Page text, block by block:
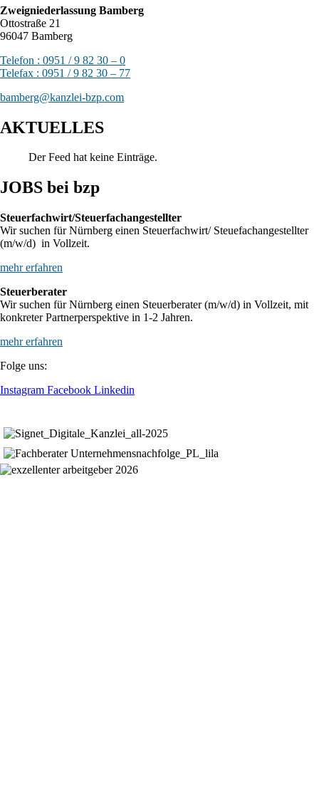
Zweigniederlassung Bamberg
Ottostraße 21
96047 Bamberg
Telefon : 0951 / 9 82 30 – 0
Telefax : 0951 / 9 82 30 – 77
bamberg@kanzlei-bzp.com
AKTUELLES
Der Feed hat keine Einträge.
JOBS bei bzp
Steuerfachwirt/Steuerfachangestellter
Wir suchen für Nürnberg einen Steuerfachwirt/ Steuefachangestellter
(m/w/d) in Vollzeit.
mehr erfahren
Steuerberater
Wir suchen für Nürnberg einen Steuerberater (m/w/d) in Vollzeit, mit
konkreter Partnerperspektive in 1-2 Jahren.
mehr erfahren
Folge uns:
Instagram Facebook Linkedin